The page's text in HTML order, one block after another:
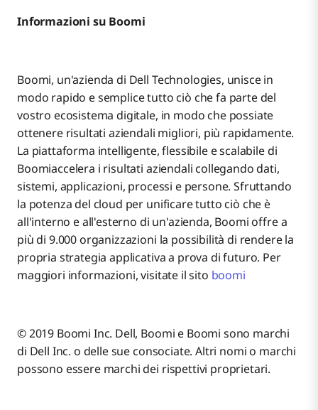
Informazioni su Boomi
Boomi, un'azienda di Dell Technologies, unisce in
modo rapido e semplice tutto ciò che fa parte del
vostro ecosistema digitale, in modo che possiate
ottenere risultati aziendali migliori, più rapidamente.
La piattaforma intelligente, flessibile e scalabile di
Boomiaccelera i risultati aziendali collegando dati,
sistemi, applicazioni, processi e persone. Sfruttando
la potenza del cloud per unificare tutto ciò che è
all'interno e all'esterno di un'azienda, Boomi offre a
più di 9.000 organizzazioni la possibilità di rendere la
propria strategia applicativa a prova di futuro. Per
maggiori informazioni, visitate il sito boomi
© 2019 Boomi Inc. Dell, Boomi e Boomi sono marchi
di Dell Inc. o delle sue consociate. Altri nomi o marchi
possono essere marchi dei rispettivi proprietari.